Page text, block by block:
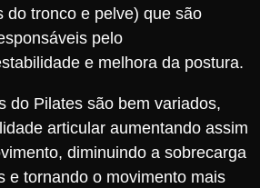
do tronco e pelve) que são
pelo
e melhora da postura.
do Pilates são bem variados,
articular aumentando assim
diminuindo a sobrecarga
e tornando o movimento mais